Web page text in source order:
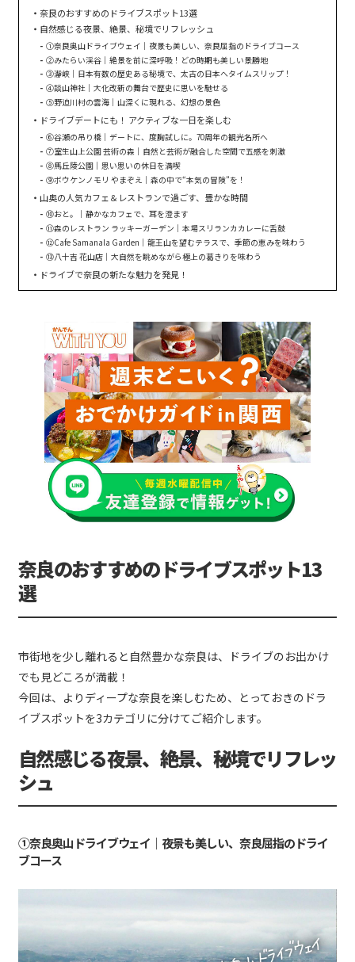
奈良のおすすめのドライブスポット13選
自然感じる夜景、絶景、秘境でリフレッシュ
①奈良奥山ドライブウェイ｜夜景も美しい、奈良屈指のドライブコース
②みたらい渓谷｜絶景を前に深呼吸！どの時期も美しい景勝地
③瀞峡｜日本有数の歴史ある秘境で、太古の日本へタイムスリップ！
④談山神社｜大化改新の舞台で歴史に思いを馳せる
⑤野迫川村の雲海｜山深くに現れる、幻想の景色
ドライブデートにも！ アクティブな一日を楽しむ
⑥谷瀬の吊り橋｜デートに、度胸試しに。70周年の観光名所へ
⑦室生山上公園 芸術の森｜自然と芸術が融合した空間で五感を刺激
⑧馬丘陵公園｜思い思いの休日を満喫
⑨ボウケンノモリ やまぞえ｜森の中で“本気の冒険”を！
山奥の人気カフェ＆レストランで過ごす、豊かな時間
⑩おと。｜静かなカフェで、耳を澄ます
⑪森のレストラン ラッキーガーデン｜本場スリランカカレーに舌鼓
⑫Cafe Samanala Garden｜龍王山を望むテラスで、季節の恵みを味わう
⑬八十吉 花山店｜大自然を眺めながら極上の葛きりを味わう
ドライブで奈良の新たな魅力を発見！
奈良のおすすめのドライブスポット13
選
市街地を少し離れると自然豊かな奈良は、ドライブのお出かけ
でも見どころが満載！
今回は、よりディープな奈良を楽しむため、とっておきのドラ
イブスポットを3カテゴリに分けてご紹介します。
自然感じる夜景、絶景、秘境でリフレッ
シュ
①奈良奥山ドライブウェイ｜夜景も美しい、奈良屈指のドライ
ブコース